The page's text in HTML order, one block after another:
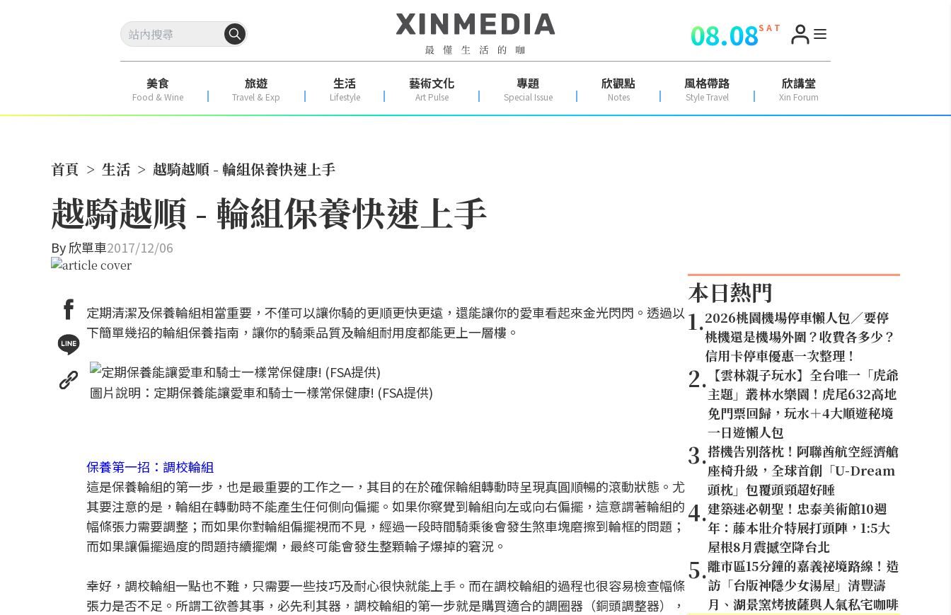
08.08S A T
美食
Food & Wine
旅遊
Travel & Exp
生活
Lifestyle
藝術文化
Art Pulse
專題
Special Issue
欣觀點
Notes
風格帶路
Style Travel
欣講堂
Xin Forum
首頁 > 生活 > 越騎越順 - 輪組保養快速上手
越騎越順 - 輪組保養快速上手
By欣單車2017/12/06
定期清潔及保養輪組相當重要，不僅可以讓你騎的更順更快更遠，還能讓你的愛車看起來金光閃閃。透過以
下簡單幾招的輪組保養指南，讓你的騎乘品質及輪組耐用度都能更上一層樓。
圖片說明：定期保養能讓愛車和騎士一樣常保健康! (FSA提供)
保養第一招：調校輪組
這是保養輪組的第一步，也是最重要的工作之一，其目的在於確保輪組轉動時呈現真圓順暢的滾動狀態。尤
其要注意的是，輪組在轉動時不能產生任何側向偏擺。如果你察覺到輪組向左或向右偏擺，這意謂著輪組的
幅條張力需要調整；而如果你對輪組偏擺視而不見，經過一段時間騎乘後會發生煞車塊磨擦到輪框的問題；
而如果讓偏擺過度的問題持續擺爛，最終可能會發生整顆輪子爆掉的窘況。
幸好，調校輪組一點也不難，只需要一些技巧及耐心很快就能上手。而在調校輪組的過程也很容易檢查幅條
張力是否不足。所謂工欲善其事，必先利其器，調校輪組的第一步就是購買適合的調圈器（銅頭調整器），
本日熱門
1.2026桃園機場停車懶人包／要停
桃機還是機場外圍？收費各多少？
信用卡停車優惠一次整理！
2. 【雲林親子玩水】全台唯一「虎爺
主題」叢林水樂園！虎尾632高地
免門票回歸，玩水＋4大順遊秘境
一日遊懶人包
3.搭機告別落枕！阿聯酋航空經濟艙
座椅升級，全球首創「U-Dream
頭枕」包覆頭頸超好睡
4.建築迷必朝聖！忠泰美術館10週
年：藤本壯介特展打頭陣，1:5大
屋根8月震撼空降台北
5.離市區15分鐘的嘉義祕境路線！造
訪「台版神隱少女湯屋」清豐濤
月、湖景窯烤披薩與人氣私宅咖啡